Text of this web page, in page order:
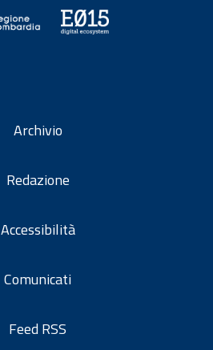
Archivio
Redazione
Accessibilità
Comunicati
Feed RSS